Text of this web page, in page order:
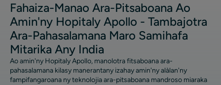
Fahaiza-Manao Ara-Pitsaboana Ao
Amin'ny Hopitaly Apollo - Tambajotra
Ara-Pahasalamana Maro Samihafa
Mitarika Any India
Ao amin'ny Hopitaly Apollo, manolotra fitsaboana ara-
pahasalamana kilasy manerantany izahay amin'ny alàlan'ny
fampifangaroana ny teknolojia ara-pitsaboana mandroso miaraka